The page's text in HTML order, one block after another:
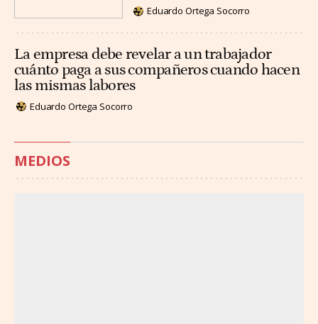
Eduardo Ortega Socorro
La empresa debe revelar a un trabajador
cuánto paga a sus compañeros cuando hacen
las mismas labores
Eduardo Ortega Socorro
MEDIOS